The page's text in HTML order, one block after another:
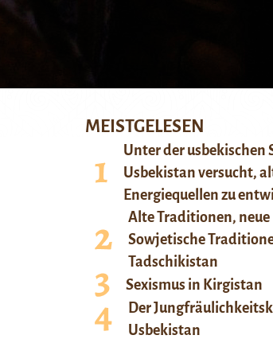
MEISTGELESEN
Unter der usbekischen
Usbekistan versucht,
Energiequellen zu
Alte Traditionen, neue
Sowjetische
Tadschikistan
Sexismus in Kirgistan
Der
Usbekistan